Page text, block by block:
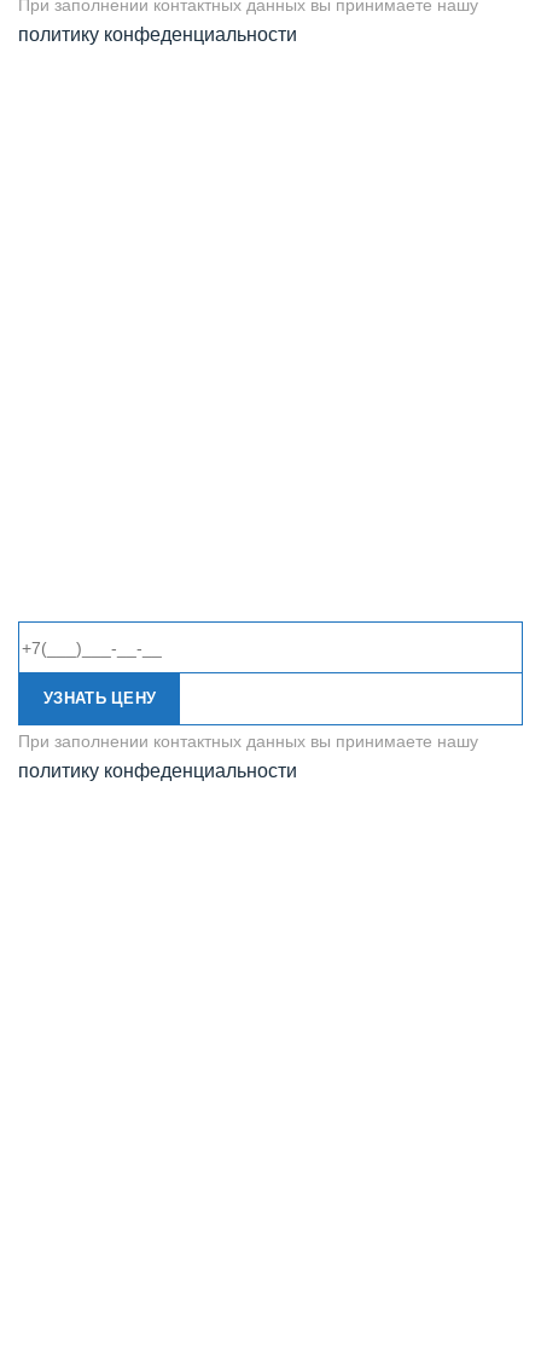
При заполнении контактных данных вы принимаете нашу
политику конфеденциальности
УЗНАТЬ ЦЕНУ
При заполнении контактных данных вы принимаете нашу
политику конфеденциальности